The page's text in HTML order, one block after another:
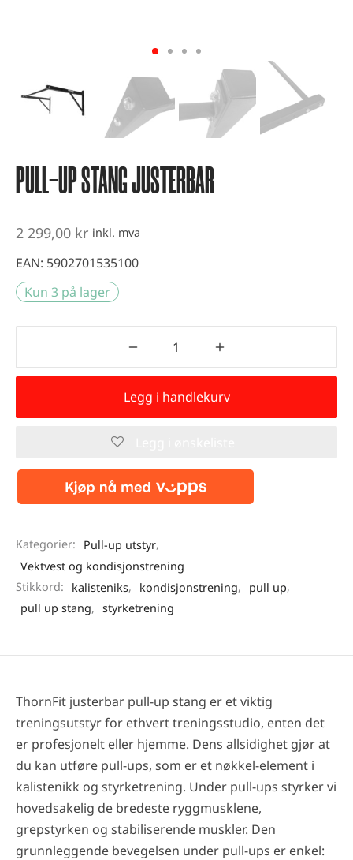
PULL-UP STANG JUSTERBAR
2 299,00 kr inkl. mva
EAN: 5902701535100
Kun 3 på lager
Legg i handlekurv
Kategorier: Pull-up utstyr,
Vektvest og kondisjonstrening
Stikkord:
kalisteniks, kondisjonstrening, pull up,
pull up stang, styrketrening
ThornFit justerbar pull-up stang er et viktig
treningsutstyr for ethvert treningsstudio, enten det
er profesjonelt eller hjemme. Dens allsidighet gjør at
du kan utføre pull-ups, som er et nøkkel-element i
kalistenikk og styrketrening. Under pull-ups styrker vi
hovedsakelig de bredeste ryggmusklene,
grepstyrken og stabiliserende muskler. Den
grunnleggende bevegelsen under pull-ups er enkel: